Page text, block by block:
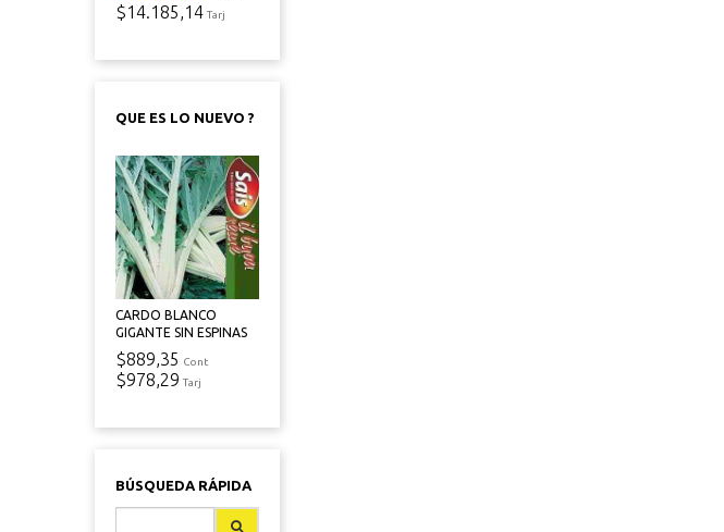
$14.185,14 Tarj
QUE ES LO NUEVO ?
CARDO BLANCO
GIGANTE SIN ESPINAS
$889,35 Cont
$978,29 Tarj
BÚSQUEDA RÁPIDA